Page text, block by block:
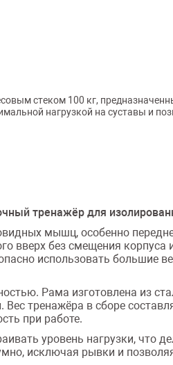
стеком 100 кг,
нагрузкой на суставы и
тренажёр для
мышц, особенно
вверх без смещения
использовать большие
Рама изготовлена из
тренажёра в сборе
при работе.
уровень нагрузки, что
исключая рывки и